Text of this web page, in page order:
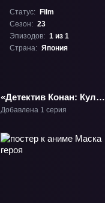
Статус:
Film
Сезон: 23
Эпизодов: 1 из 1
Страна: Япония
«Детектив Конан: Кулак
голубого сапфира»
Добавлена 1 серия